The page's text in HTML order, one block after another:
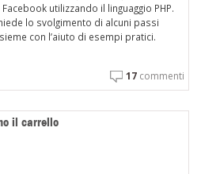
utilizzando il linguaggio PHP.
lo svolgimento di alcuni passi
con l’aiuto di esempi pratici.
17 commenti
il carrello